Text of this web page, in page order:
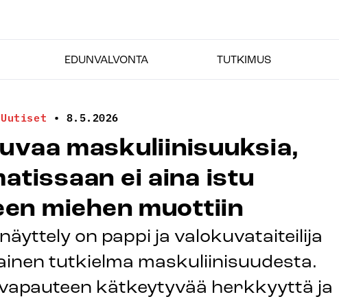
–
Jobimedia
EDUNVALVONTA TUTKIMUS
Uutiset • 8.5.2026
maskuliinisuuksia,
ei aina istu
miehen muottiin
on pappi ja valokuvataiteilija
tutkielma maskuliinisuudesta.
kätkeytyvää herkkyyttä ja